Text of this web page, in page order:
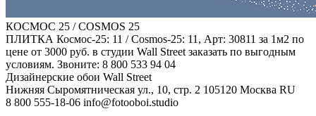
КОСМОС 25 / COSMOS 25
ПЛИТКА Космос-25: 11 / Cosmos-25: 11, Арт: 30811 за 1м2 по
цене от 3000 руб. в студии Wall Street заказать по выгодным
условиям. Звоните: 8 800 533 94 04
Дизайнерские обои Wall Street
Нижняя Сыромятническая ул., 10, стр. 2 105120 Москва RU
8 800 555-18-06 info@fotooboi.studio